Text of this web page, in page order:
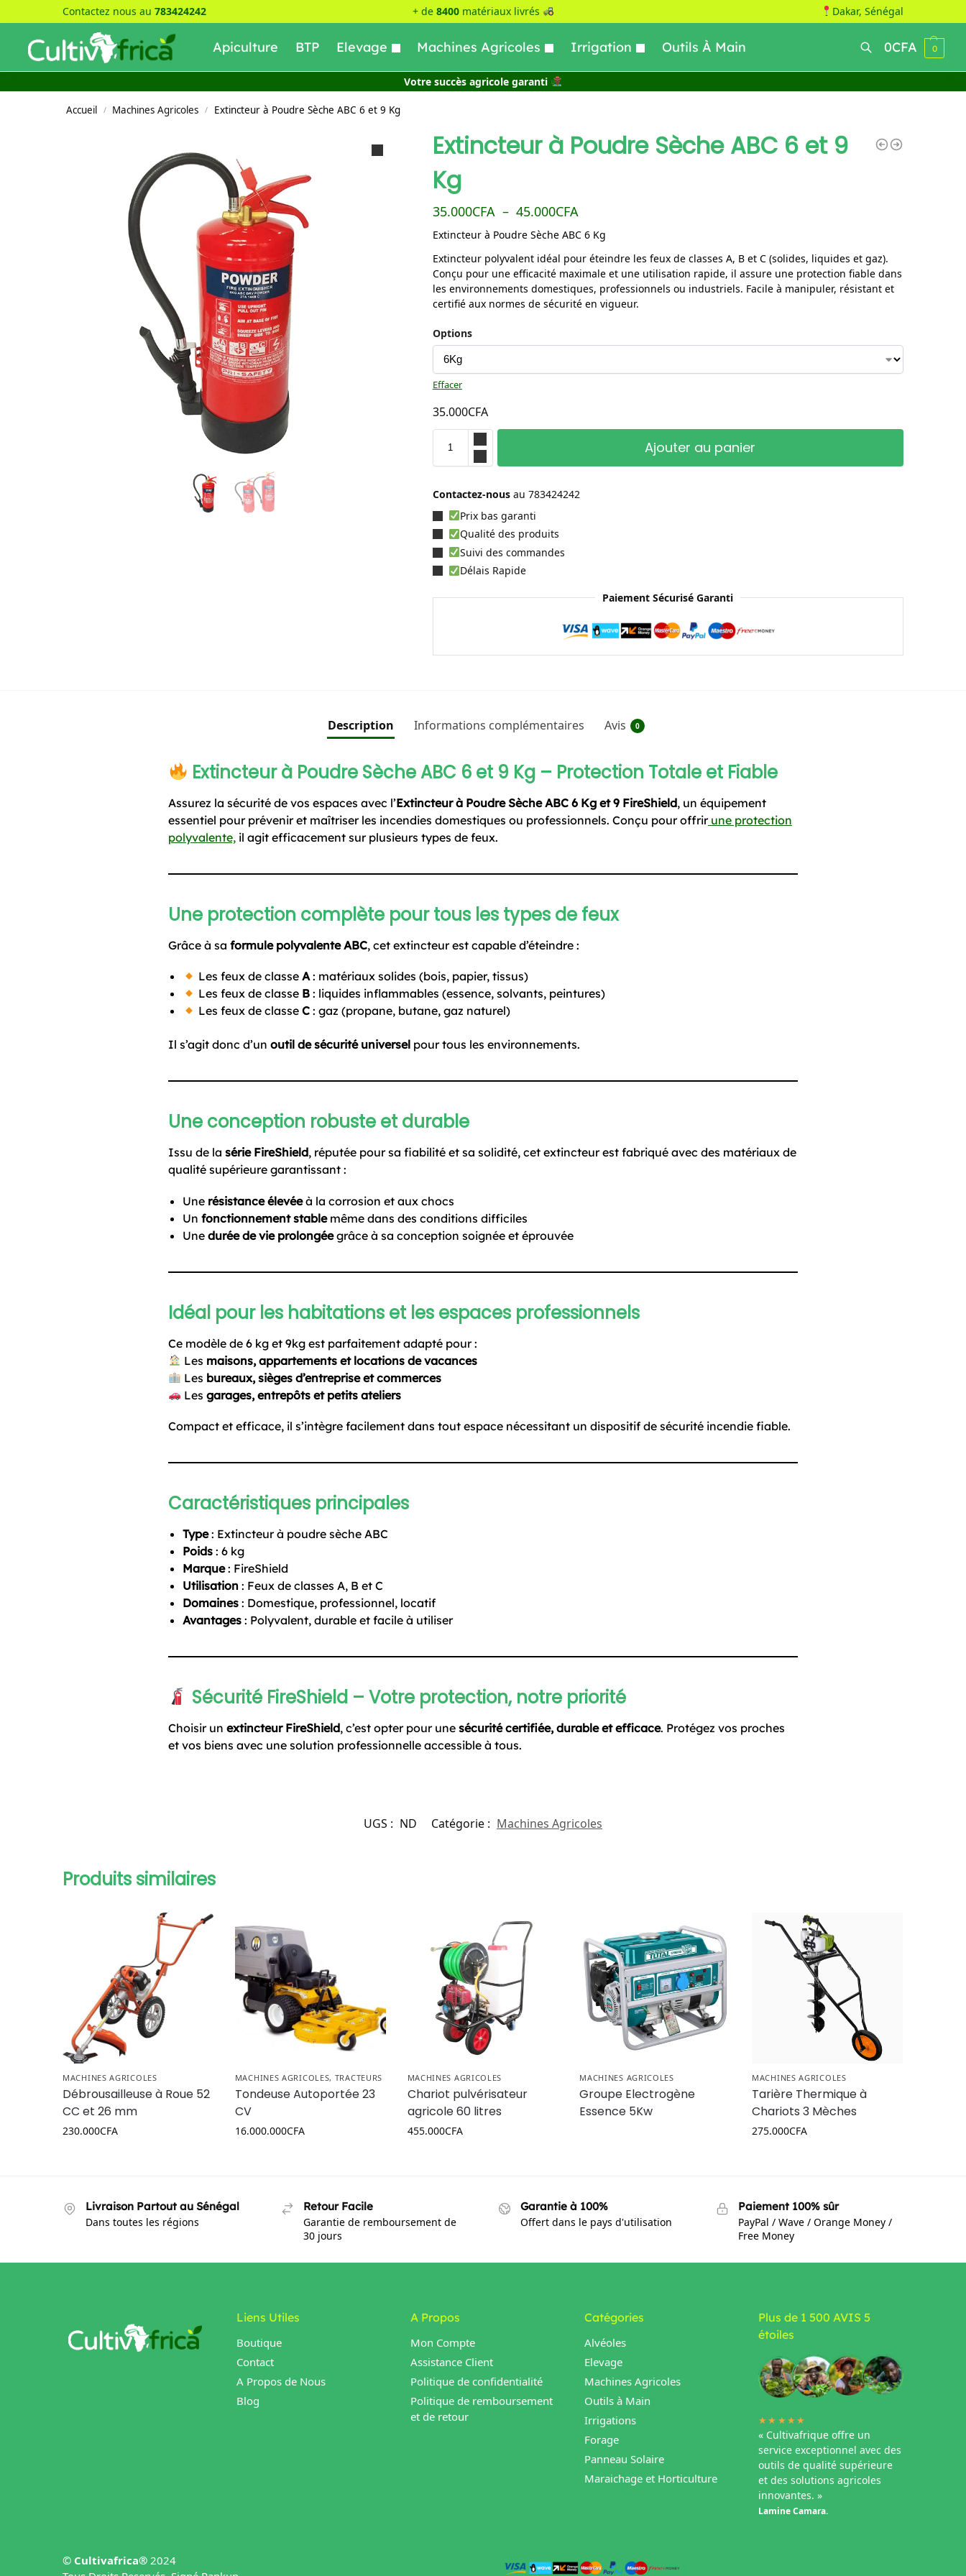
Contactez nous au 783424242 + de 8400matériaux livrés Dakar, Sénégal
Apiculture BTP Elevage Machines Agricoles Irrigation Outils À Main
Recherche
Recherche
0CFA 0
Votre succès agricole garanti
Accueil / Machines Agricoles / Extincteur à Poudre Sèche ABC 6 et 9 Kg
Extincteur à Poudre Sèche ABC 6 et 9
Kg
35.000CFA – 45.000CFA
Extincteur à Poudre Sèche ABC 6 Kg
Extincteur polyvalent idéal pour éteindre les feux de classes A, B et C (solides, liquides et gaz).
Conçu pour une efficacité maximale et une utilisation rapide, il assure une protection fiable dans
les environnements domestiques, professionnels ou industriels. Facile à manipuler, résistant et
certifié aux normes de sécurité en vigueur.
Options
Effacer
35.000CFA
Ajouter au panier
Contactez-nous au 783424242
Prix bas garanti
Qualité des produits
Suivi des commandes
Délais Rapide
Paiement Sécurisé Garanti
Description Informations complémentaires Avis 0
Extincteur à Poudre Sèche ABC 6 et 9 Kg – Protection Totale et Fiable
Assurez la sécurité de vos espaces avec l’Extincteur à Poudre Sèche ABC 6 Kg et 9 FireShield, un équipement
essentiel pour prévenir et maîtriser les incendies domestiques ou professionnels. Conçu pour offrirune protection
polyvalente, il agit efficacement sur plusieurs types de feux.
Une protection complète pour tous les types de feux
Grâce à sa formule polyvalente ABC, cet extincteur est capable d’éteindre :
Les feux de classeA: matériaux solides (bois, papier, tissus)
Les feux de classe B : liquides inflammables (essence, solvants, peintures)
Les feux de classeC : gaz (propane, butane, gaz naturel)
Il s’agit donc d’un outil de sécurité universelpour tous les environnements.
Une conception robuste et durable
Issu de la série FireShield, réputée pour sa fiabilité et sa solidité, cet extincteur est fabriqué avec des matériaux de
qualité supérieure garantissant :
Une résistance élevéeà la corrosion et aux chocs
Un fonctionnement stablemême dans des conditions difficiles
Une durée de vie prolongéegrâce à sa conception soignée et éprouvée
Idéal pour les habitations et les espaces professionnels
Ce modèle de 6 kg et 9kg est parfaitement adapté pour :
Les maisons, appartements et locations de vacances
Les bureaux, sièges d’entreprise et commerces
Lesgarages, entrepôts et petits ateliers
Compact et efficace, il s’intègre facilement dans tout espace nécessitant un dispositif de sécurité incendie fiable.
Caractéristiques principales
Type: Extincteur à poudre sèche ABC
Poids: 6 kg
Marque: FireShield
Utilisation: Feux de classes A, B et C
Domaines: Domestique, professionnel, locatif
Avantages: Polyvalent, durable et facile à utiliser
Sécurité FireShield – Votre protection, notre priorité
Choisir un extincteur FireShield, c’est opter pour une sécurité certifiée, durable et efficace. Protégez vos proches
et vos biens avec une solution professionnelle accessible à tous.
UGS : ND Catégorie : Machines Agricoles
Produits similaires
MACHINES AGRICOLES
Débrousailleuse à Roue 52
CC et 26 mm
230.000CFA
MACHINES AGRICOLES, TRACTEURS
Tondeuse Autoportée 23
CV
16.000.000CFA
MACHINES AGRICOLES
Chariot pulvérisateur
agricole 60 litres
455.000CFA
MACHINES AGRICOLES
Groupe Electrogène
Essence 5Kw
MACHINES AGRICOLES
Tarière Thermique à
Chariots 3 Mèches
275.000CFA
Livraison Partout au Sénégal
Dans toutes les régions
Retour Facile
Garantie de remboursement de
30 jours
Garantie à 100%
Offert dans le pays d'utilisation
Paiement 100% sûr
PayPal / Wave / Orange Money /
Free Money
Liens Utiles
Boutique
Contact
A Propos de Nous
Blog
A Propos
Mon Compte
Assistance Client
Politique de confidentialité
Politique de remboursement
et de retour
Catégories
Alvéoles
Elevage
Machines Agricoles
Outils à Main
Irrigations
Forage
Panneau Solaire
Maraichage et Horticulture
Plus de 1 500 AVIS 5
étoiles
★★★★★
« Cultivafrique offre un
service exceptionnel avec des
outils de qualité supérieure
et des solutions agricoles
innovantes. »
Lamine Camara.
© Cultivafrica® 2024